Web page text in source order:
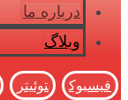
درباره ما
وبلاگ
فیسبوک توئیتر